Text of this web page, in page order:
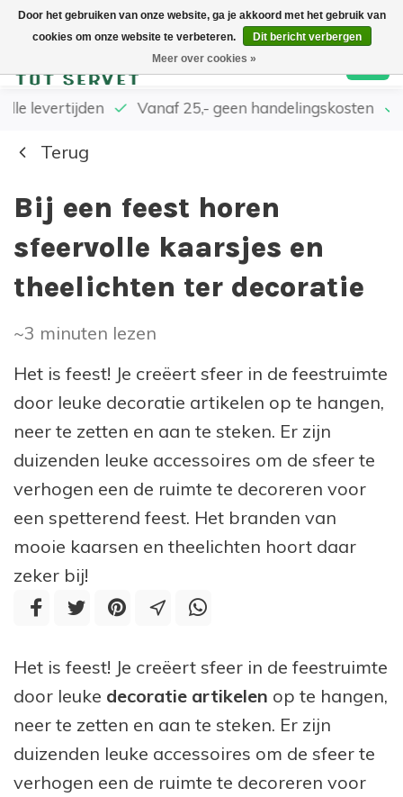
0
levertijden Vanaf 25,- geen handelingskosten
Terug
Bij een feest horen
sfeervolle kaarsjes en
theelichten ter decoratie
~3 minuten lezen
Het is feest! Je creëert sfeer in de feestruimte
door leuke decoratie artikelen op te hangen,
neer te zetten en aan te steken. Er zijn
duizenden leuke accessoires om de sfeer te
verhogen een de ruimte te decoreren voor
een spetterend feest. Het branden van
mooie kaarsen en theelichten hoort daar
zeker bij!
Het is feest! Je creëert sfeer in de feestruimte
door leuke decoratie artikelen op te hangen,
neer te zetten en aan te steken. Er zijn
duizenden leuke accessoires om de sfeer te
verhogen een de ruimte te decoreren voor
Door het gebruiken van onze website, ga je akkoord met het gebruik van
cookies om onze website te verbeteren.
Dit bericht verbergen
Meer over cookies »